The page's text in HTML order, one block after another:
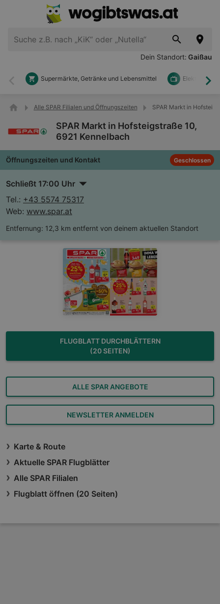
Dein Standort: Gaißau
Zurück
Supermärkte, Getränke und Lebensmittel Elektronik
Alle SPAR Filialen und Öffnungszeiten SPAR Markt in
SPAR Markt in Hofsteigstraße 10,
6921 Kennelbach
Öffnungszeiten und Kontakt Geschlossen
Schließt 17:00 Uhr
Tel.: +43 5574 75317
Web: www.spar.at
Entfernung: 12,3 km entfernt von deinem aktuellen Standort
FLUGBLATT DURCHBLÄTTERN
(20 SEITEN)
ALLE SPAR ANGEBOTE
NEWSLETTER ANMELDEN
Karte & Route
Aktuelle SPAR Flugblätter
Alle SPAR Filialen
Flugblatt öffnen (20 Seiten)